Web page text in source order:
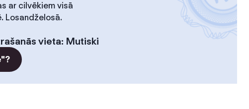
ar cilvēkiem visā
Losandželosā.
vieta: Mutiski